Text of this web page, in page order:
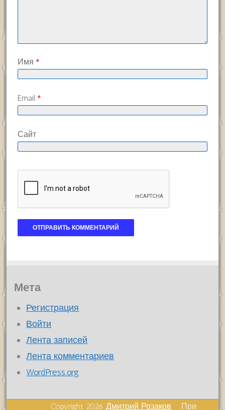
Имя *
Email *
Сайт
Мета
Регистрация
Войти
Лента записей
Лента комментариев
WordPress.org
Copyright 2026Дмитрий Розаков При